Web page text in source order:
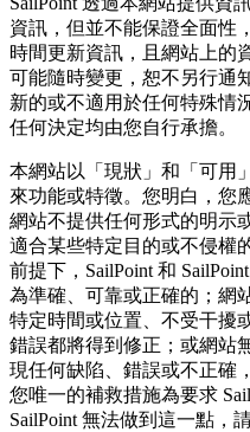
資訊，但並不能保證全面性
時間更新資訊，且網站上的
可能隨時變更，恕不另行通
新的或不適用於任何特殊情
任何決定均由您自行承擔。
本網站以「現狀」和「可用
來功能或特徵。您明白，您
網站不提供任何形式的明示
適合某些特定目的或不侵權
前提下，SailPoint 和
為準確、可靠或正確的；網
特定時間或位置、不受干擾
錯誤都將得到修正；或網站
現任何缺陷、錯誤或不正確，
您唯一的補救措施為要求
SailPoint 無法做到這一點，